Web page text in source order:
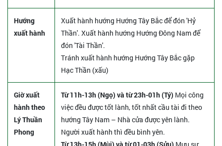
Hướng
xuất hành
Xuất hành hướng Hướng Tây Bắc để đón 'Hỷ
Thần'. Xuất hành hướng Hướng Đông Nam để
đón 'Tài Thần'.
Tránh xuất hành hướng Hướng Tây Bắc gặp
Hạc Thần (xấu)
Giờ xuất
hành theo
Lý Thuần
Phong
Từ 11h-13h (Ngọ) và từ 23h-01h (Tý) Mọi công
việc đều được tốt lành, tốt nhất cầu tài đi theo
hướng Tây Nam – Nhà cửa được yên lành.
Người xuất hành thì đều bình yên.
Từ 13h-15h (Mùi) và từ 01-03h (Sửu) Mưu sự